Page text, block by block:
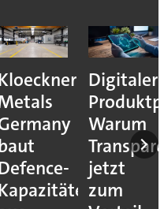
Digitaler
Warum
jetzt
zum